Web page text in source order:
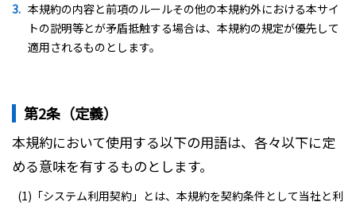
本規約の内容と前項のルールその他の本規約外における本サイ
トの説明等とが矛盾抵触する場合は、本規約の規定が優先して
適用されるものとします。
第2条（定義）
本規約において使用する以下の用語は、各々以下に定
める意味を有するものとします。
(1)「システム利用契約」とは、本規約を契約条件として当社と利